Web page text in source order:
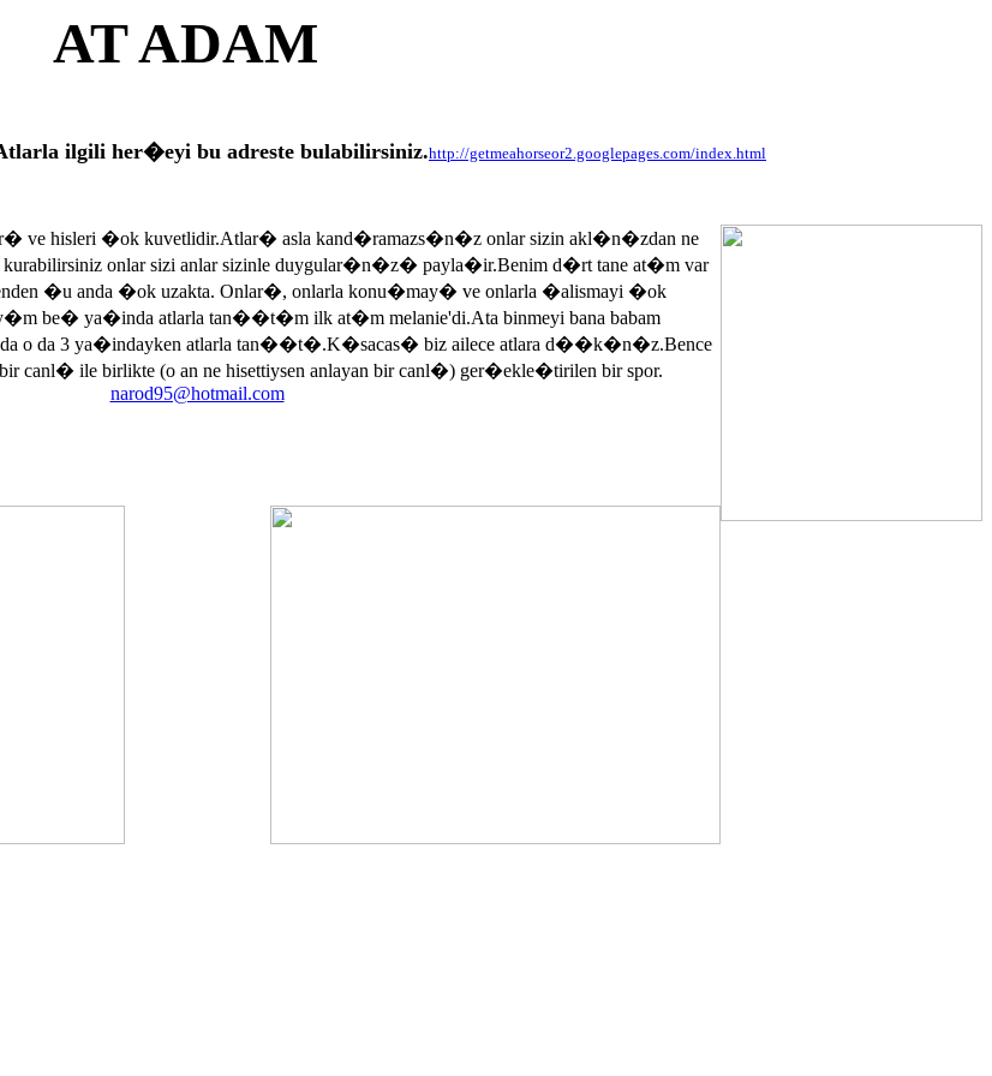
AT ADAM
ilgili her�eyi bu adreste bulabilirsiniz.http://getmeahorseor2.googlepages.com/index.html
ve hisleri �ok kuvetlidir.Atlar� asla kand�ramazs�n�z onlar sizin akl�n�zdan ne
onlar sizi anlar sizinle duygular�n�z� payla�ir.Benim d�rt tane at�m var
�u anda �ok uzakta. Onlar�, onlarla konu�may� ve onlarla �alismayi �ok
be� ya�inda atlarla tan��t�m ilk at�m melanie'di.Ata binmeyi bana babam
o da 3 ya�indayken atlarla tan��t�.K�sacas� biz ailece atlara d��k�n�z.Bence
ile birlikte (o an ne hisettiysen anlayan bir canl�) ger�ekle�tirilen bir spor.
narod95@hotmail.com